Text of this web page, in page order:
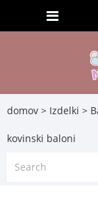
domov > Izdelki >
kovinski baloni